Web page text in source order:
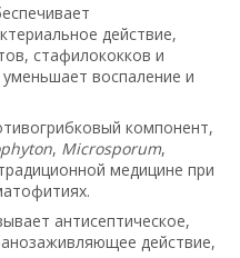
действие,
стафилококков и
воспаление и
компонент,
, Microsporum,
медицине при
антисептическое,
действие,